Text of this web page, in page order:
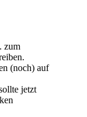
zum
(noch) auf
jetzt